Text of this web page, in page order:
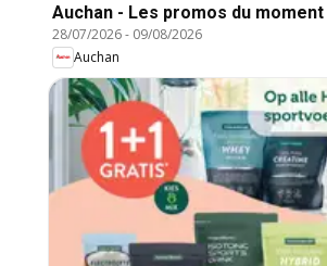
Auchan - Les promos du moment
28/07/2026- 09/08/2026
Auchan